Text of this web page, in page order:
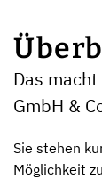
Das
GmbH &
Sie stehen
Möglichkeit